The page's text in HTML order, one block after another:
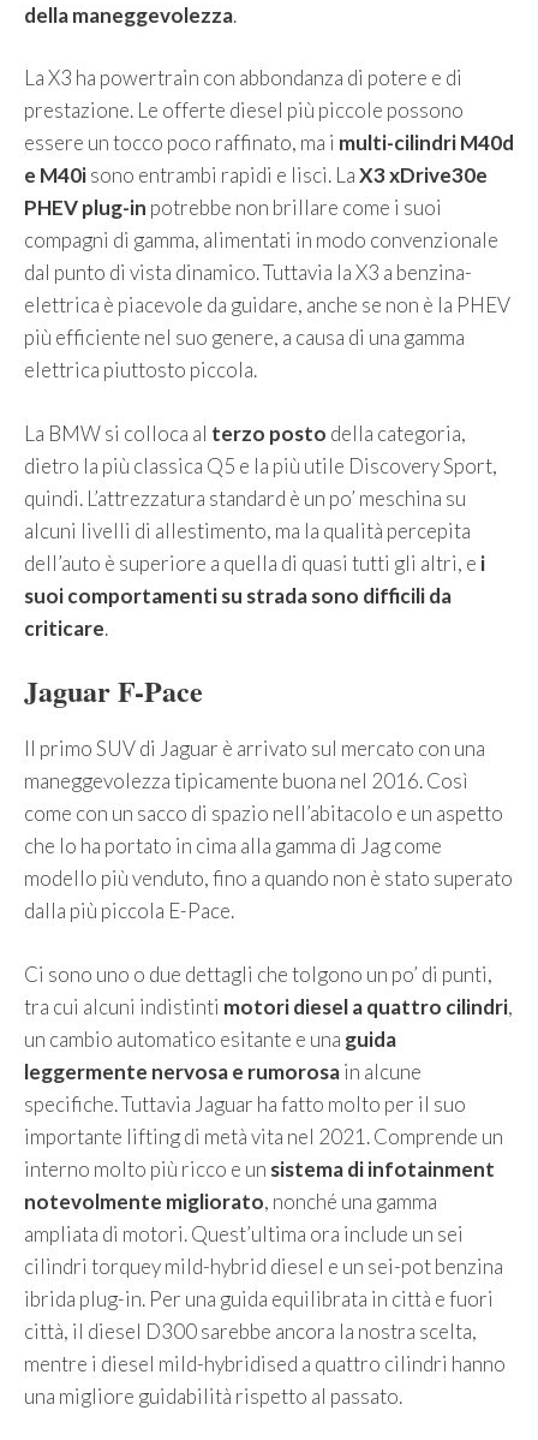
della maneggevolezza.
La X3 ha powertrain con abbondanza di potere e di
prestazione. Le offerte diesel più piccole possono
essere un tocco poco raffinato, ma i multi-cilindri M40d
e M40isono entrambi rapidi e lisci. LaX3 xDrive30e
PHEV plug-in potrebbe non brillare come i suoi
compagni di gamma, alimentati in modo convenzionale
dal punto di vista dinamico. Tuttavia la X3 a benzina-
elettrica è piacevole da guidare, anche se non è la PHEV
più efficiente nel suo genere, a causa di una gamma
elettrica piuttosto piccola.
La BMW si colloca al terzo posto della categoria,
dietro la più classica Q5 e la più utile Discovery Sport,
quindi. L’attrezzatura standard è un po’ meschina su
alcuni livelli di allestimento, ma la qualità percepita
dell’auto è superiore a quella di quasi tutti gli altri, e i
suoi comportamenti su strada sono difficili da
criticare.
Jaguar F-Pace
Il primo SUV di Jaguar è arrivato sul mercato con una
maneggevolezza tipicamente buona nel 2016. Così
come con un sacco di spazio nell’abitacolo e un aspetto
che lo ha portato in cima alla gamma di Jag come
modello più venduto, fino a quando non è stato superato
dalla più piccola E-Pace.
Ci sono uno o due dettagli che tolgono un po’ di punti,
tra cui alcuni indistinti motori diesel a quattro cilindri,
un cambio automatico esitante e una guida
leggermente nervosa e rumorosain alcune
specifiche. Tuttavia Jaguar ha fatto molto per il suo
importante lifting di metà vita nel 2021. Comprende un
interno molto più ricco e un sistema di infotainment
notevolmente migliorato, nonché una gamma
ampliata di motori. Quest’ultima ora include un sei
cilindri torquey mild-hybrid diesel e un sei-pot benzina
ibrida plug-in. Per una guida equilibrata in città e fuori
città, il diesel D300 sarebbe ancora la nostra scelta,
mentre i diesel mild-hybridised a quattro cilindri hanno
una migliore guidabilità rispetto al passato.